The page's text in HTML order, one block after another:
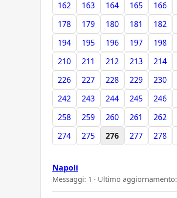
162
163 164 165 166
178
179 180 181 182
194
195 196 197 198
210
211 212 213 214
226
227 228 229 230
242
243 244 245 246
258
259 260 261 262
274
275 276 277 278
Napoli
Messaggi: 1 · Ultimo aggiornamento: